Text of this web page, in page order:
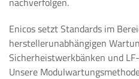
Enicos setzt Standards im
herstellerunabhängigen
Sicherheistwerkbänken und
Unsere